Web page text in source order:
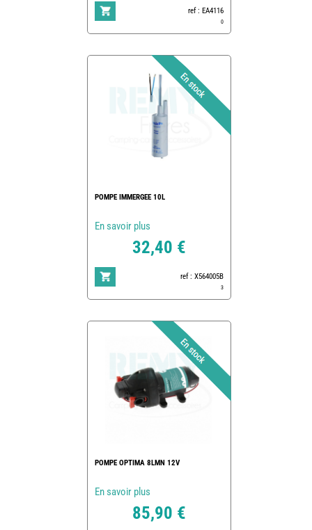
ref : EA4116
0
POMPE IMMERGEE 10L
En savoir plus
32,40 €
ref : X564005B
3
POMPE OPTIMA 8LMN 12V
En savoir plus
85,90 €